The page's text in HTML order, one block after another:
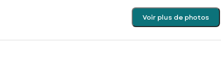
Voir plus de photos